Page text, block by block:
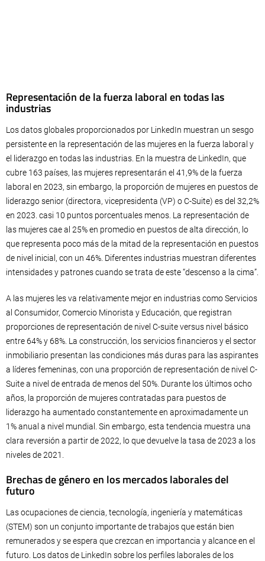
Representación de la fuerza laboral en todas las
industrias
Los datos globales proporcionados por LinkedIn muestran un sesgo
persistente en la representación de las mujeres en la fuerza laboral y
el liderazgo en todas las industrias. En la muestra de LinkedIn, que
cubre 163 países, las mujeres representarán el 41,9% de la fuerza
laboral en 2023, sin embargo, la proporción de mujeres en puestos de
liderazgo senior (directora, vicepresidenta (VP) o C-Suite) es del 32,2%
en 2023. casi 10 puntos porcentuales menos. La representación de
las mujeres cae al 25% en promedio en puestos de alta dirección, lo
que representa poco más de la mitad de la representación en puestos
de nivel inicial, con un 46%. Diferentes industrias muestran diferentes
intensidades y patrones cuando se trata de este “descenso a la cima”.
A las mujeres les va relativamente mejor en industrias como Servicios
al Consumidor, Comercio Minorista y Educación, que registran
proporciones de representación de nivel C-suite versus nivel básico
entre 64% y 68%. La construcción, los servicios financieros y el sector
inmobiliario presentan las condiciones más duras para las aspirantes
a líderes femeninas, con una proporción de representación de nivel C-
Suite a nivel de entrada de menos del 50%. Durante los últimos ocho
años, la proporción de mujeres contratadas para puestos de
liderazgo ha aumentado constantemente en aproximadamente un
1% anual a nivel mundial. Sin embargo, esta tendencia muestra una
clara reversión a partir de 2022, lo que devuelve la tasa de 2023 a los
niveles de 2021.
Brechas de género en los mercados laborales del
futuro
Las ocupaciones de ciencia, tecnología, ingeniería y matemáticas
(STEM) son un conjunto importante de trabajos que están bien
remunerados y se espera que crezcan en importancia y alcance en el
futuro. Los datos de LinkedIn sobre los perfiles laborales de los